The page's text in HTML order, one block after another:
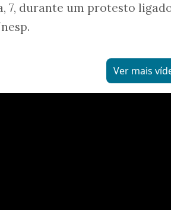
7, durante um protesto
Ver mais